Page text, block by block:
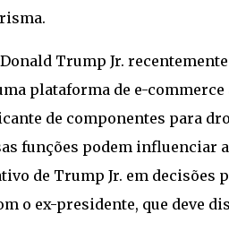
Trump Jr.
plataforma de e-
de componentes para
funções podem influenciar
de Trump Jr. em
o ex-presidente, que deve